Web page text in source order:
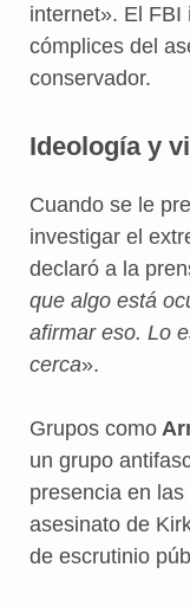
internet». El FBI
cómplices del
conservador.
Ideología y
Cuando se le
investigar el
declaró a la
que algo está
afirmar eso. Lo
cerca».
Grupos como
un grupo
presencia en
asesinato de
de escrutinio